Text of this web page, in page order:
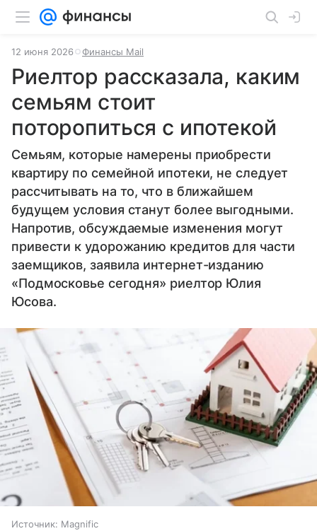
12 июня 2026 Финансы Mail
Риелтор рассказала, каким
семьям стоит
поторопиться с ипотекой
Семьям, которые намерены приобрести
квартиру по семейной ипотеки, не следует
рассчитывать на то, что в ближайшем
будущем условия станут более выгодными.
Напротив, обсуждаемые изменения могут
привести к удорожанию кредитов для части
заемщиков, заявила интернет-изданию
«Подмосковье сегодня» риелтор Юлия
Юсова.
Источник: Magnific